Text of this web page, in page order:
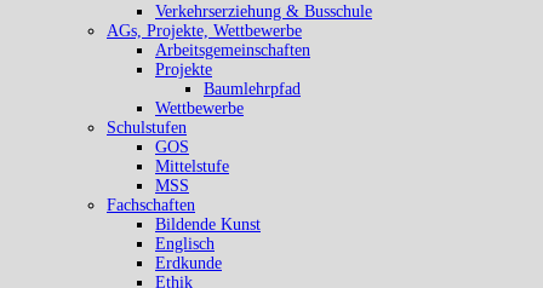
Verkehrserziehung & Busschule
AGs, Projekte, Wettbewerbe
Arbeitsgemeinschaften
Projekte
Baumlehrpfad
Wettbewerbe
Schulstufen
GOS
Mittelstufe
MSS
Fachschaften
Bildende Kunst
Englisch
Erdkunde
Ethik